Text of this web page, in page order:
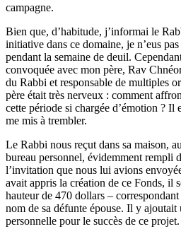
campagne.
Bien que, d’habitude, j’informai le
initiative dans ce domaine, je n’eus
pendant la semaine de deuil.
convoquée avec mon père, Rav
du Rabbi et responsable de multiples
père était très nerveux : comment
cette période si chargée d’émotion ? Il
me mis à trembler.
Le Rabbi nous reçut dans sa maison,
bureau personnel, évidemment rempli
l’invitation que nous lui avions
avait appris la création de ce Fonds, il
hauteur de 470 dollars –
nom de sa défunte épouse. Il y
personnelle pour le succès de ce